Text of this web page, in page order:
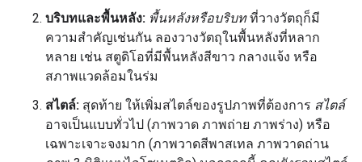
บริบทและพื้นหลัง: พื้นหลังหรือบริบทที่วางวัตถุก็มี
ความสำคัญเช่นกัน ลองวางวัตถุในพื้นหลังที่หลาก
หลาย เช่น สตูดิโอที่มีพื้นหลังสีขาว กลางแจ้ง หรือ
สภาพแวดล้อมในร่ม
สไตล์: สุดท้าย ให้เพิ่มสไตล์ของรูปภาพที่ต้องการ สไตล์
อาจเป็นแบบทั่วไป (ภาพวาด ภาพถ่าย ภาพร่าง) หรือ
เฉพาะเจาะจงมาก (ภาพวาดสีพาสเทล ภาพวาดถ่าน